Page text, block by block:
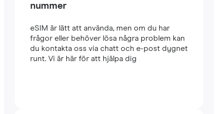
nummer
eSIM är lätt att använda, men om du har
frågor eller behöver lösa några problem kan
du kontakta oss via chatt och e-post dygnet
runt. Vi är här för att hjälpa dig